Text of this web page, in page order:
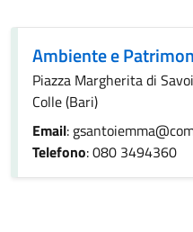
Ambiente e
Piazza Margherita di
Colle (Bari)
Email:
Telefono: 080 3494360